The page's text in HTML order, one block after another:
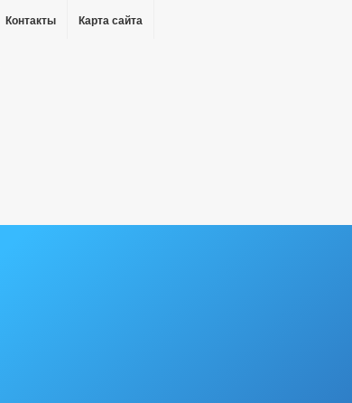
Контакты Карта сайта